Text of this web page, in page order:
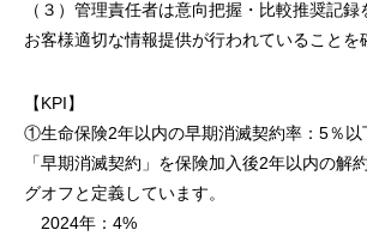
（３）管理責任者は意向把握・比較推奨記録
お客様適切な情報提供が行われていることを
【KPI】
①生命保険2年以内の早期消滅契約率：5％以
「早期消滅契約」を保険加入後2年以内の解
グオフと定義しています。
2024年：4%